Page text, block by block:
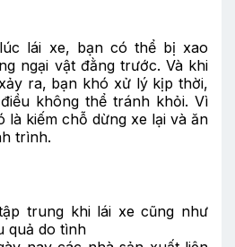
lái xe, bạn có thể bị xao
ngại vật đằng trước. Và khi
ra, bạn khó xử lý kịp thời,
không thể tránh khỏi. Vì
là kiếm chỗ dừng xe lại và ăn
trình.
trung khi lái xe cũng như
quả do tình